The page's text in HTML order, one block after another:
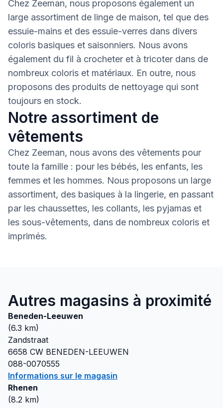
Chez Zeeman, nous proposons également un
large assortiment de linge de maison, tel que des
essuie-mains et des essuie-verres dans divers
coloris basiques et saisonniers. Nous avons
également du fil à crocheter et à tricoter dans de
nombreux coloris et matériaux. En outre, nous
proposons des produits de nettoyage qui sont
toujours en stock.
Notre assortiment de
vêtements
Chez Zeeman, nous avons des vêtements pour
toute la famille : pour les bébés, les enfants, les
femmes et les hommes. Nous proposons un large
assortiment, des basiques à la lingerie, en passant
par les chaussettes, les collants, les pyjamas et
les sous-vêtements, dans de nombreux coloris et
imprimés.
Autres magasins à proximité
Beneden-Leeuwen
(6.3 km)
Zandstraat
6658 CW BENEDEN-LEEUWEN
088-0070555
Informations sur le magasin
Rhenen
(8.2 km)